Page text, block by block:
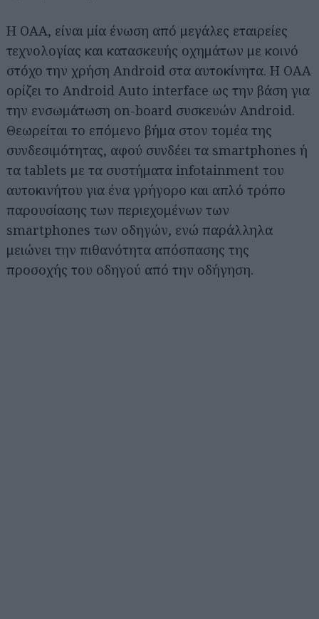
H ΟΑΑ, είναι μία ένωση από μεγάλες εταιρείες
τεχνολογίας και κατασκευής οχημάτων με κοινό
στόχο την χρήση Android στα αυτοκίνητα. Η OAA
ορίζει το Android Auto interface ως την βάση για
την ενσωμάτωση on-board συσκευών Android.
Θεωρείται το επόμενο βήμα στον τομέα της
συνδεσιμότητας, αφού συνδέει τα smartphones ή
τα tablets με τα συστήματα infotainment του
αυτοκινήτου για ένα γρήγορο και απλό τρόπο
παρουσίασης των περιεχομένων των
smartphones των οδηγών, ενώ παράλληλα
μειώνει την πιθανότητα απόσπασης της
προσοχής του οδηγού από την οδήγηση.